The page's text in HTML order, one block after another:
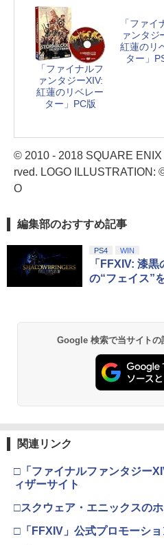
「ファイナルフ
ァンタジーXIV:
紅蓮のリベレー
ター」PC版
「ファイ
ァンタジ
紅蓮のリ
ター」
© 2010 - 2018 SQUARE
rved. LOGO ILLUSTRATION:
O
編集部のおすすめ記事
PS4 WIN
「FFXIV: 漆
の“フェイス”
Google 検索で当サイトの
関連リンク
□「ファイナルファンタジー
ィザーサイト
□スクウェア・エニックスの
□「FFXIV」公式プロモーシ